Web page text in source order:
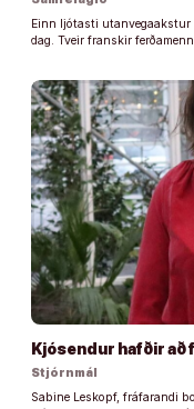
Einn ljótasti
dag. Tveir franskir
Kjósendur hafðir að
Stjórnmál
Sabine Leskopf, fráfarandi